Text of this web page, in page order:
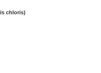
chloris)